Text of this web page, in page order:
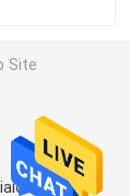
Site